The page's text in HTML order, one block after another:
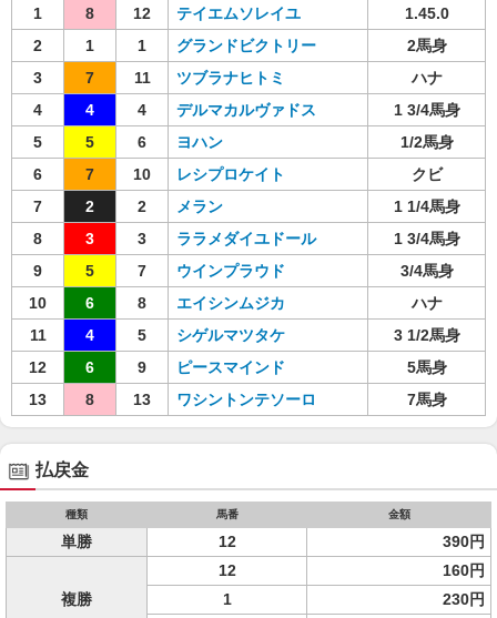
1 8 12 テイエムソレイユ
1.45.0
2
1 1 グランドビクトリー
2馬身
3
7 11 ツブラナヒトミ
ハナ
4
4 4 デルマカルヴァドス
1 3/4馬身
5
5 6 ヨハン
1/2馬身
6
7 10 レシプロケイト
クビ
7
2 2 メラン
1 1/4馬身
8
3 3 ララメダイユドール
1 3/4馬身
9
5 7 ウインプラウド
3/4馬身
10
6 8 エイシンムジカ
ハナ
11
4 5 シゲルマツタケ
3 1/2馬身
12
6 9 ピースマインド
5馬身
13
8 13 ワシントンテソーロ 7馬身
払戻金
種類 馬番 金額
単勝 12 390円
複勝
12
160円
1
230円